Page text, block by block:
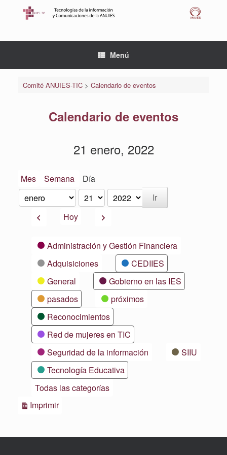
Menú
Comité ANUIES-TIC> Calendario de eventos
Calendario de eventos
21 enero, 2022
Mes Semana Día
Mes
Día
Año
AnteriorHoy Siguiente
CategoríasAdministración y Gestión Financiera
Adquisiciones
CEDIIES
General
Gobierno en las IES
pasados
próximos
Reconocimientos
Red de mujeres en TIC
Seguridad de la información
SIIU
Tecnología Educativa
Todas las categorías
ImprimirVistas